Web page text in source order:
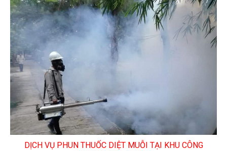
DỊCH VỤ PHUN THUỐC DIỆT MUỖI TẠI KHU CÔNG